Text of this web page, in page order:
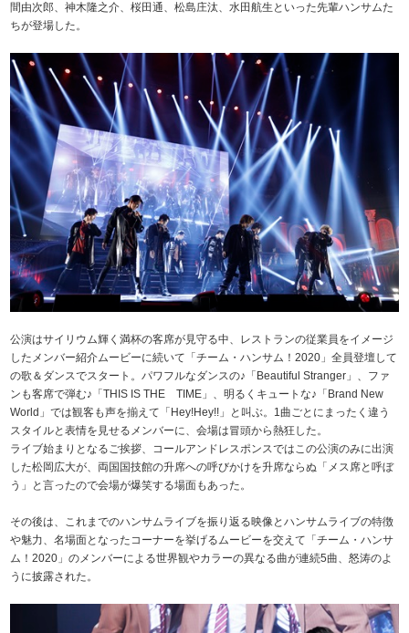
間由次郎、神木隆之介、桜田通、松島庄汰、水田航生といった先輩ハンサムた
ちが登場した。
公演はサイリウム輝く満杯の客席が見守る中、レストランの従業員をイメージ
したメンバー紹介ムービーに続いて「チーム・ハンサム！2020」全員登壇して
の歌＆ダンスでスタート。パワフルなダンスの♪「Beautiful Stranger」、ファ
ンも客席で弾む♪「THIS IS THE TIME」、明るくキュートな♪「Brand New
World」では観客も声を揃えて「Hey!Hey!!」と叫ぶ。1曲ごとにまったく違う
スタイルと表情を見せるメンバーに、会場は冒頭から熱狂した。
ライブ始まりとなるご挨拶、コールアンドレスポンスではこの公演のみに出演
した松岡広大が、両国国技館の升席への呼びかけを升席ならぬ「メス席と呼ぼ
う」と言ったので会場が爆笑する場面もあった。
その後は、これまでのハンサムライブを振り返る映像とハンサムライブの特徴
や魅力、名場面となったコーナーを挙げるムービーを交えて「チーム・ハンサ
ム！2020」のメンバーによる世界観やカラーの異なる曲が連続5曲、怒涛のよ
うに披露された。